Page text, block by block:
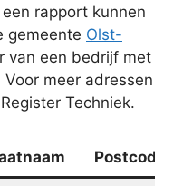
rapport kunnen
gemeente Olst-
van een bedrijf met
meer adressen
Techniek.
Postcode